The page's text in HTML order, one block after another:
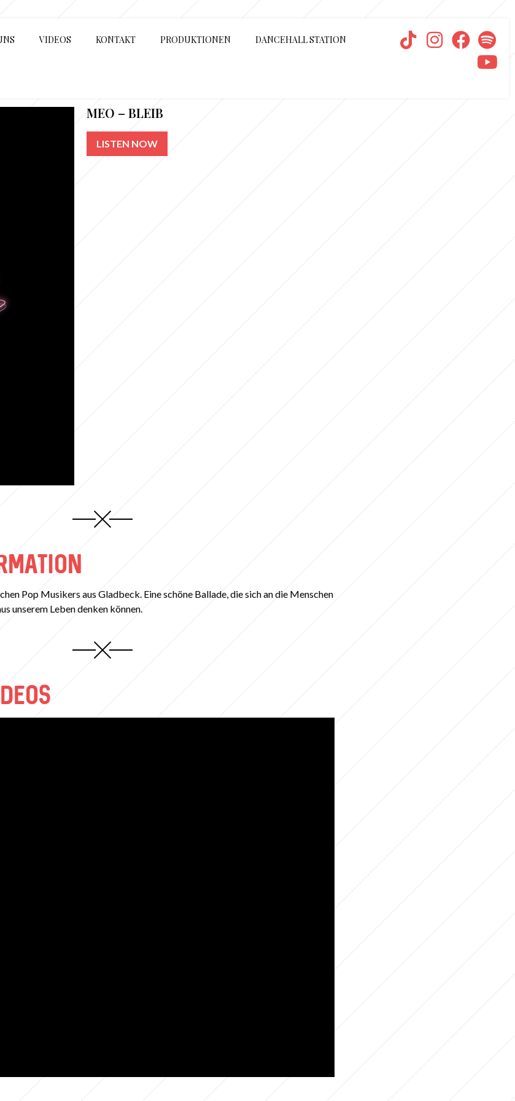
VIDEOS KONTAKT PRODUKTIONEN DANCEHALL STATION
MEO – BLEIB
LISTEN NOW
Pop Musikers aus Gladbeck. Eine schöne Ballade, die sich an die Menschen
unserem Leben denken können.